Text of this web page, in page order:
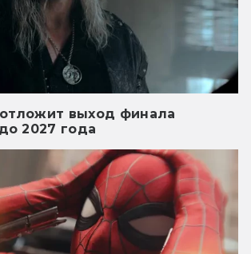
выход финала
2027 года